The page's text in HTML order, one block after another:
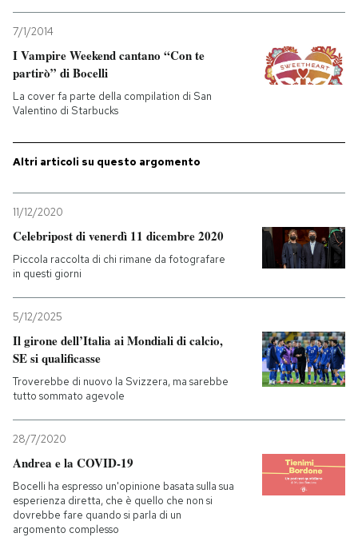
7/1/2014
I Vampire Weekend cantano “Con te
partirò” di Bocelli
La cover fa parte della compilation di San
Valentino di Starbucks
Altri articoli su questo argomento
11/12/2020
Celebripost di venerdì 11 dicembre 2020
Piccola raccolta di chi rimane da fotografare
in questi giorni
5/12/2025
Il girone dell’Italia ai Mondiali di calcio,
SE si qualificasse
Troverebbe di nuovo la Svizzera, ma sarebbe
tutto sommato agevole
28/7/2020
Andrea e la COVID-19
Bocelli ha espresso un'opinione basata sulla sua
esperienza diretta, che è quello che non si
dovrebbe fare quando si parla di un
argomento complesso